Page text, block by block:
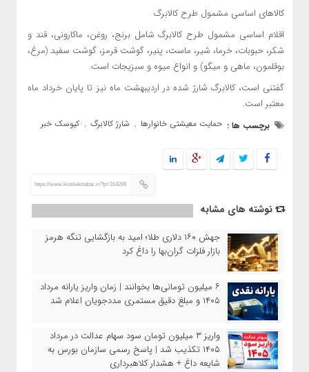
کالاهای اساسی مشمول طرح کالابرگ
اقلام اساسی مشمول طرح کالابرگ شامل برنج، روغن، ماکارونی، قند و
شکر، حبوبات، خرما، شیر، ماست، پنیر، گوشت قرمز، گوشت سفید (مرغ،
بوقلمون، ماهی و میگو) و انواع میوه و سبزیجات است.
گفتنی است، کالابرگ شارژ شده در اردیبهشت ماه نیز تا پایان خرداد ماه
معتبر است.
برچسب ها : حمایت معیشتی خانوارها , شارژ کالابرگ , کیوسک خبر
https://www.kioskekhabar.ir/?p=314249
نوشته های مشابه
جهش ۱۶۰ دلاری طلا؛ امید به بازگشایی تنگه هرمز
بازار فلزات گران‌بها را داغ کرد
۶ میلیون تومانی‌ها بخوانند | زمان واریز یارانه مرداد
۱۴۰۵ و مبلغ دقیق مستمری مددجویان اعلام شد
واریز ۳ میلیون تومان سود سهام عدالت در مرداد
۱۴۰۵ تکذیب شد | پاسخ رسمی سازمان بورس به
شایعه داغ + هشدار کلاهبرداری